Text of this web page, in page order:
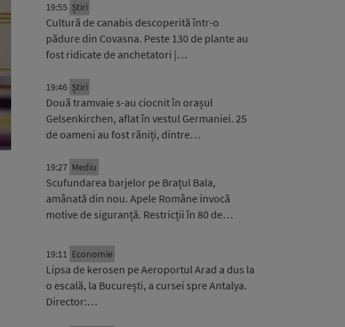
19:55 Știri
Cultură de canabis descoperită într-o
pădure din Covasna. Peste 130 de plante au
fost ridicate de anchetatori |…
19:46 Știri
Două tramvaie s-au ciocnit în orașul
Gelsenkirchen, aflat în vestul Germaniei. 25
de oameni au fost răniți, dintre…
19:27 Mediu
Scufundarea barjelor pe Brațul Bala,
amânată din nou. Apele Române invocă
motive de siguranță. Restricții în 80 de…
19:11 Economie
Lipsa de kerosen pe Aeroportul Arad a dus la
o escală, la București, a cursei spre Antalya.
Director:…